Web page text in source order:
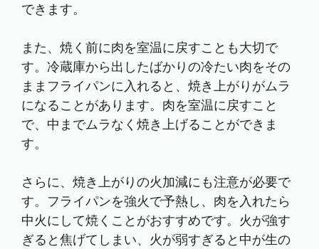
できます。
また、焼く前に肉を室温に戻すことも大切で
す。冷蔵庫から出したばかりの冷たい肉をその
ままフライパンに入れると、焼き上がりがムラ
になることがあります。肉を室温に戻すこと
で、中までムラなく焼き上げることができま
す。
さらに、焼き上がりの火加減にも注意が必要で
す。フライパンを強火で予熱し、肉を入れたら
中火にして焼くことがおすすめです。火が強す
ぎると焦げてしまい、火が弱すぎると中が生の